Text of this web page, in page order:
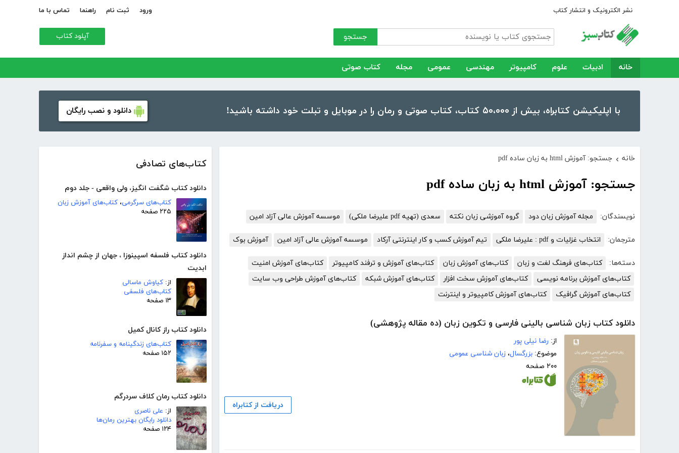
نشر الکترونیک و انتشار کتاب ورود ثبت نام راهنما تماس با ما
جستجو آپلود کتاب
خانه ادبیات علوم کامپیوتر مهندسی عمومی مجله کتاب صوتی
با اپلیکیشن کتابراه، بیش از ۵۰،۰۰۰ کتاب، کتاب صوتی و رمان را در موبایل و تبلت خود داشته باشید! دانلود و نصب رایگان
کتاب‌های تصادفی
دانلود کتاب شگفت انگیز، ولی واقعی - جلد دوم
کتاب‌های سرگرمی، کتاب‌های آموزش زبان
۲۲۵ صفحه
دانلود کتاب فلسفه اسپینوزا ، جهان از چشم انداز
ابدیت
از: کیاوش ماسالی
کتاب‌های فلسفی
۱۳ صفحه
دانلود کتاب راز کانال کمیل
کتاب‌های زندگینامه و سفرنامه
۱۵۲ صفحه
دانلود کتاب رمان کلاف سردرگم
از: علی ناصری
دانلود رایگان بهترین رمان‌ها
۱۲۴ صفحه
خانه › جستجو: آموزش html به زبان ساده pdf
جستجو: آموزش html به زبان ساده pdf
نویسندگان: مجله آموزش زبان دود گروه آموزشی زبان نکته سعدی (تهیه pdf علیرضا ملکی) موسسه آموزش عالی آزاد امین
مترجمان: انتخاب غزلیات و pdf : علیرضا ملکی تیم آموزش کسب و کار اینترنتی آرکاد موسسه آموزش عالی آزاد امین آموزش بوک
دسته‌ها: کتاب‌های فرهنگ لغت و زبان کتاب‌های آموزش زبان کتاب‌های آموزش و ترفند کامپیوتر
کتاب‌های آموزش امنیت
کتاب‌های آموزش برنامه نویسی
کتاب‌های آموزش سخت افزار کتاب‌های آموزش شبکه
کتاب‌های آموزش طراحی وب سایت
کتاب‌های آموزش گرافیک
کتاب‌های آموزش کامپیوتر و اینترنت
دانلود کتاب زبان شناسی بالینی فارسی و تکوین زبان (ده مقاله پژوهشی)
از: رضا نیلی پور
موضوع: بزرگسال، زبان شناسی عمومی
۲۰۰ صفحه
دریافت از کتابراه